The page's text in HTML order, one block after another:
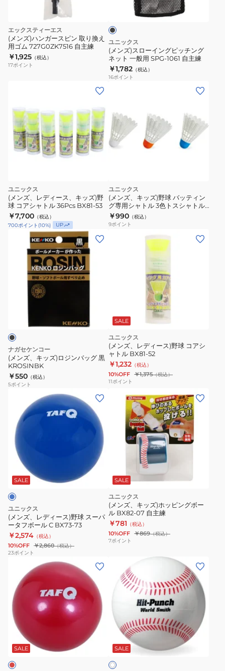
ホ
ワ
イ
ト
松
エックスティーエス
(メンズ)ハンガースピン 取り換え
用ゴム 727G0ZK7516 自主練
￥1,925 （税込）
17ポイント
グ
ピ
ッ
チ
ン
ト
一
般
自
主
練
ラ
ッ
ク
ユニックス
(メンズ)スローイングピッチング
ネット 一般用 SPG-1061 自主練
￥1,782 （税込）
16ポイント
ユニックス
(メンズ、レディース、キッズ)野
球 コアシャトル 36Pcs BX81-53
￥7,700 （税込）
700ポイント (10%) UP
ユニックス
(メンズ、キッズ)野球 バッティン
グ専用シャトル 3色トスシャトル
6個入り BX81-01 自主練
￥990 （税込）
9ポイント
ン
バ
ッ
グ
黒
ナガセケンコー
(メンズ、キッズ)ロジンバッグ 黒
KROSINBK
￥550 （税込）
5ポイント
SALE
ユニックス
(メンズ、レディース)野球 コアシ
ャトル BX81-52
￥1,232 （税込）
10%OFF ￥1,375（税込）
11ポイント
ズ、
デ
ス)
野
球
ス
ー
パ
ー
ー
ル
BX73-
73
SALE
ユニックス
(メンズ、レディース)野球 スーパ
ータフボール C BX73-73
￥2,574 （税込）
10%OFF ￥2,860（税込）
23ポイント
SALE
ユニックス
(メンズ、キッズ)ホッピングボー
ル BX82-07 自主練
￥781 （税込）
10%OFF ￥869（税込）
7ポイント
ズ、
レ
デ
ィ
ス)
野
SALE
デ
ィ
ス)
野
SALE
イ